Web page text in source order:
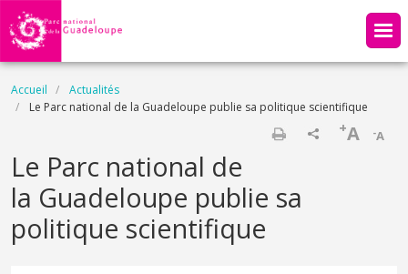
Aller au contenu principal
Fil d'Ariane
Accueil
Actualités
Le Parc national de la Guadeloupe publie sa politique scientifique
-A
+A
Le Parc national de
la Guadeloupe publie sa
politique scientifique